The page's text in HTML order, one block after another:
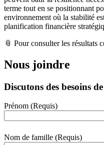
terme tout en se positionnant
environnement où la stabilité
planification financière
📎 Pour consulter les résultats
Nous joindre
Discutons des besoins
webform
section
Prénom (Requis)
Nom de famille (Requis)